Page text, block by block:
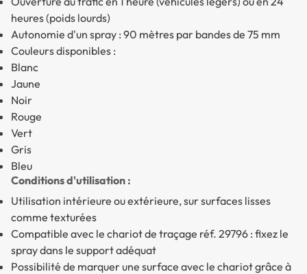
heures (poids lourds)
Autonomie d'un spray : 90 mètres par bandes de 75 mm
Couleurs disponibles :
Blanc
Jaune
Noir
Rouge
Vert
Gris
Bleu
Conditions d'utilisation :
Utilisation intérieure ou extérieure, sur surfaces lisses
comme texturées
Compatible avec le chariot de traçage réf. 29796 : fixez le
spray dans le support adéquat
Possibilité de marquer une surface avec le chariot grâce à